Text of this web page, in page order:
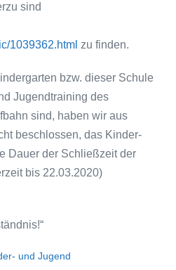
sind
1039362.html zu finden.
bzw. dieser Schule
Jugendtraining des
sind, haben wir aus
beschlossen, das Kinder-
Dauer der Schließzeit der
bis 22.03.2020)
und Jugend